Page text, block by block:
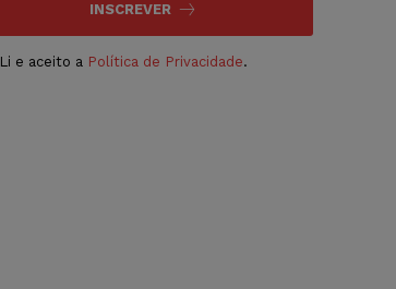
INSCREVER
Li e aceito a Política de Privacidade.